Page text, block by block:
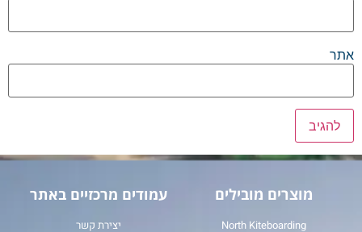
אתר
מוצרים מובילים
North Kiteboarding
עמודים מרכזיים באתר
יצירת קשר